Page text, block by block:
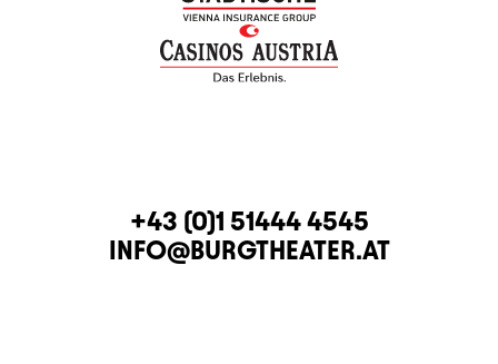
KONTAKTTELEFON
+43 (0)1 51444 4545
E-MAIL
INFO@BURGTHEATER.AT